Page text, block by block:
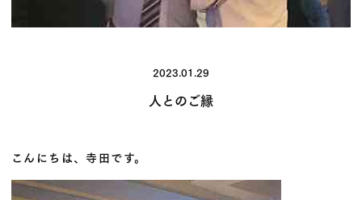
2023.01.29
人とのご縁
こんにちは、寺田です。